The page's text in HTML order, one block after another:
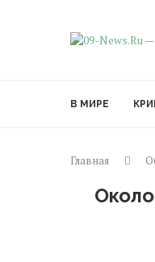
В МИРЕ
Главная